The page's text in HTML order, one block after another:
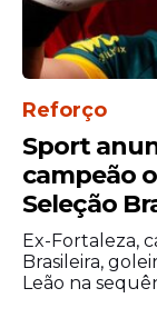
na sede do
local. O
telefone
mail
Reforço
Sport
campeão
Seleção
Ex-Fortaleza,
Brasileira,
Leão na